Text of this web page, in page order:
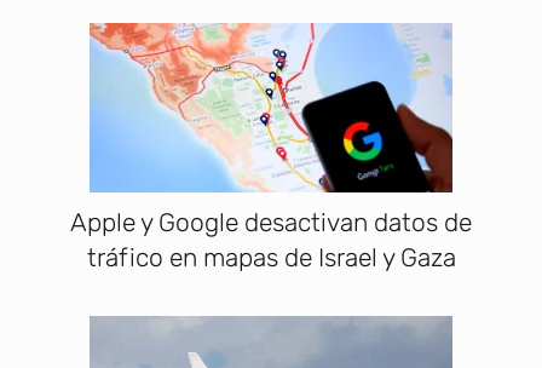
Apple y Google desactivan datos de
tráfico en mapas de Israel y Gaza